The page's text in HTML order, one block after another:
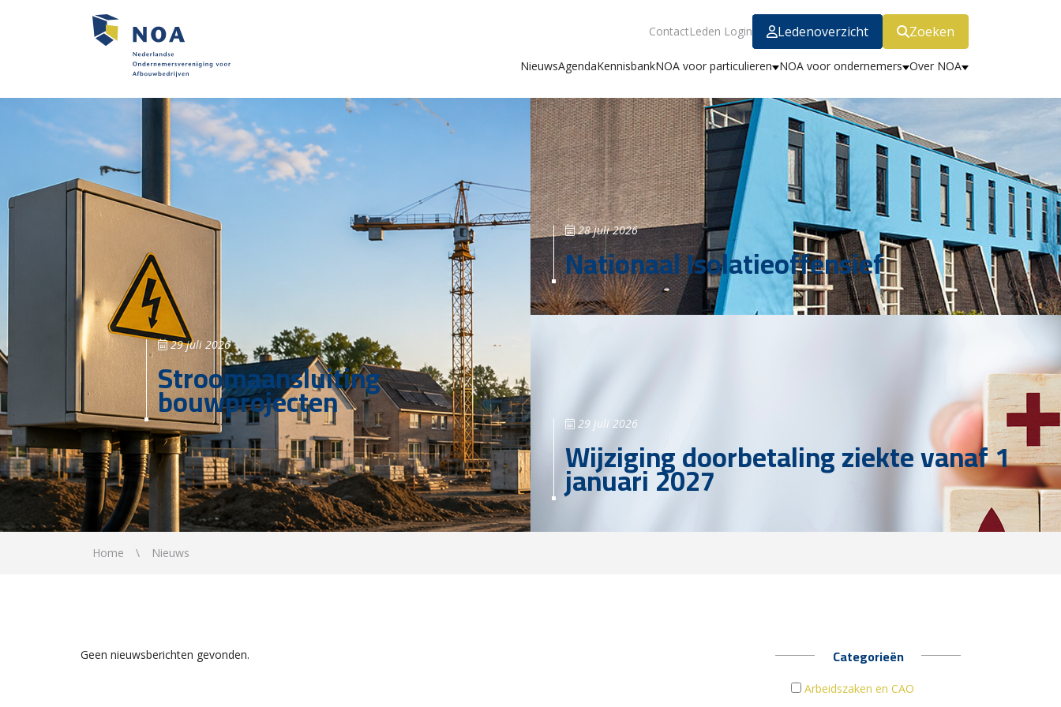
ContactLeden Login Ledenoverzicht Zoeken
NieuwsAgendaKennisbankNOA voor particulieren NOA voor ondernemers Over NOA
29 juli 2026
Stroomaansluiting
bouwprojecten
28 juli 2026
Nationaal Isolatieoffensief
29 juli 2026
Wijziging doorbetaling ziekte vanaf 1
januari 2027
Home Nieuws
Geen nieuwsberichten gevonden. Categorieën
Arbeidszaken en CAO